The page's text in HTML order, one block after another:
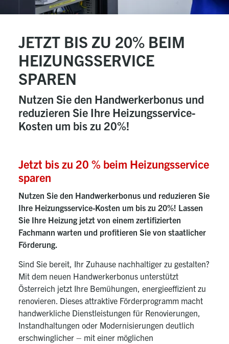
JETZT BIS ZU 20% BEIM
HEIZUNGSSERVICE
SPAREN
Nutzen Sie den Handwerkerbonus und
reduzieren Sie Ihre Heizungsservice-
Kosten um bis zu 20%!
Jetzt bis zu 20 % beim Heizungsservice
sparen
Nutzen Sie den Handwerkerbonus und reduzieren Sie
Ihre Heizungsservice-Kosten um bis zu 20%! Lassen
Sie Ihre Heizung jetzt von einem zertifizierten
Fachmann warten und profitieren Sie von staatlicher
Förderung.
Sind Sie bereit, Ihr Zuhause nachhaltiger zu gestalten?
Mit dem neuen Handwerkerbonus unterstützt
Österreich jetzt Ihre Bemühungen, energieeffizient zu
renovieren. Dieses attraktive Förderprogramm macht
handwerkliche Dienstleistungen für Renovierungen,
Instandhaltungen oder Modernisierungen deutlich
erschwinglicher – mit einer möglichen